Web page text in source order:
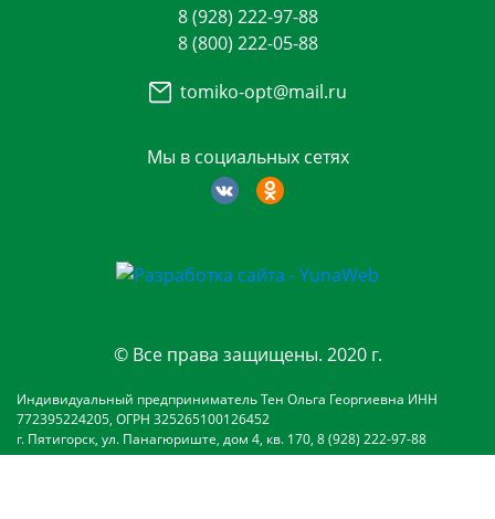
Мы в социальных сетях
8 (928) 222-97-88
8 (800) 222-05-88
tomiko-opt@mail.ru
© Все права защищены. 2020 г.
Индивидуальный предприниматель Тен Ольга Георгиевна ИНН
772395224205, ОГРН 325265100126452
г. Пятигорск, ул. Панагюриште, дом 4, кв. 170, 8 (928) 222-97-88